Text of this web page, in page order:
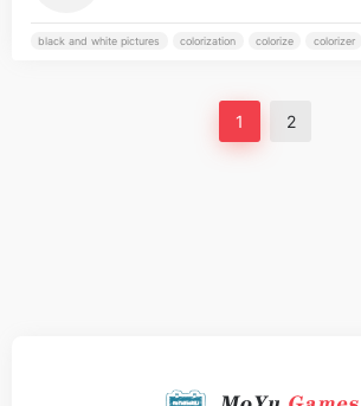
black and white pictures colorization colorize colorizer
1 2